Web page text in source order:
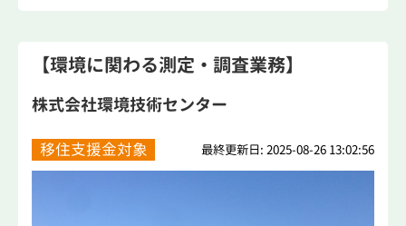
【環境に関わる測定・調査業務】
株式会社環境技術センター
移住支援金対象 最終更新日: 2025-08-26 13:02:56